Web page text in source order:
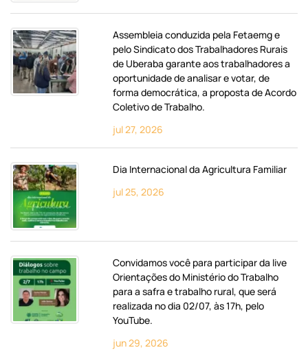
Assembleia conduzida pela Fetaemg e
pelo Sindicato dos Trabalhadores Rurais
de Uberaba garante aos trabalhadores a
oportunidade de analisar e votar, de
forma democrática, a proposta de Acordo
Coletivo de Trabalho.
jul 27, 2026
Dia Internacional da Agricultura Familiar
jul 25, 2026
Convidamos você para participar da live
Orientações do Ministério do Trabalho
para a safra e trabalho rural, que será
realizada no dia 02/07, às 17h, pelo
YouTube.
jun 29, 2026